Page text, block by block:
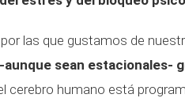
las que gustamos de
sean estacionales-
cerebro humano está